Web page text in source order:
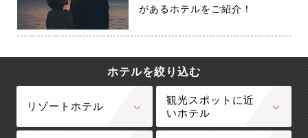
があるホテルをご紹介！
ホテルを絞り込む
リゾートホテル
観光スポットに近
いホテル